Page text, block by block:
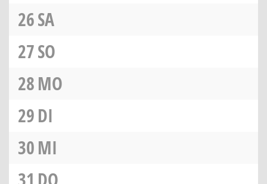
26SA
27SO
28MO
29DI
30MI